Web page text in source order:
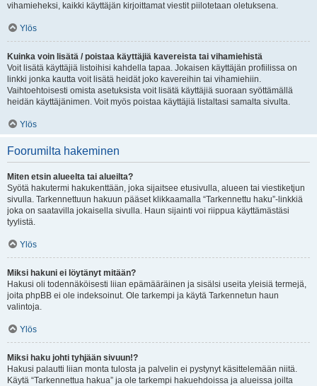
vihamieheksi, kaikki käyttäjän kirjoittamat viestit piilotetaan oletuksena.
Ylös
Kuinka voin lisätä / poistaa käyttäjiä kavereista tai vihamiehistä
Voit lisätä käyttäjiä listoihisi kahdella tapaa. Jokaisen käyttäjän profiilissa on
linkki jonka kautta voit lisätä heidät joko kavereihin tai vihamiehiin.
Vaihtoehtoisesti omista asetuksista voit lisätä käyttäjiä suoraan syöttämällä
heidän käyttäjänimen. Voit myös poistaa käyttäjiä listaltasi samalta sivulta.
Ylös
Foorumilta hakeminen
Miten etsin alueelta tai alueilta?
Syötä hakutermi hakukenttään, joka sijaitsee etusivulla, alueen tai viestiketjun
sivulla. Tarkennettuun hakuun pääset klikkaamalla “Tarkennettu haku”-linkkiä
joka on saatavilla jokaisella sivulla. Haun sijainti voi riippua käyttämästäsi
tyylistä.
Ylös
Miksi hakuni ei löytänyt mitään?
Hakusi oli todennäköisesti liian epämääräinen ja sisälsi useita yleisiä termejä,
joita phpBB ei ole indeksoinut. Ole tarkempi ja käytä Tarkennetun haun
valintoja.
Ylös
Miksi haku johti tyhjään sivuun!?
Hakusi palautti liian monta tulosta ja palvelin ei pystynyt käsittelemään niitä.
Käytä “Tarkennettua hakua” ja ole tarkempi hakuehdoissa ja alueissa joilta